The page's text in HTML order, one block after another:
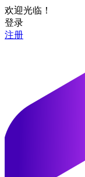
欢迎光临！
登录
注册